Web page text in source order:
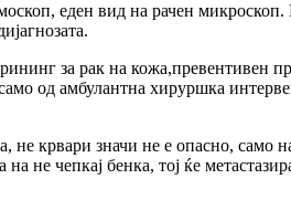
еден вид на рачен
за рак на кожа,превентивен
од амбулантна хируршка
крвари значи не е опасно, само
не чепкај бенка, тој ќе